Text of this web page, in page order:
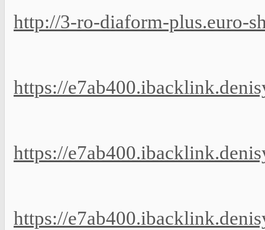
http://3-ro-diaform-plus.euro-
https://
https://
https://